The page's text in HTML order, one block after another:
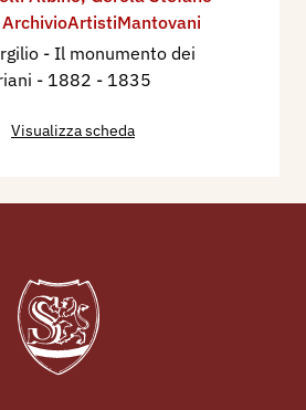
- Il monumento dei
- 1882 - 1835
Visualizza scheda